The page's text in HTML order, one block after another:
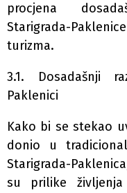
procjena
Starigrada-
turizma.
3.1. Dosadašnji
Paklenici
Kako bi se stekao
donio u
Starigrada-
su prilike